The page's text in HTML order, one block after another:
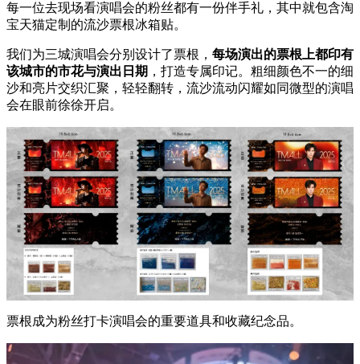
每一位去现场看演唱会的粉丝都有一份伴手礼，其中就包含淘
宝天猫定制的流沙票根冰箱贴。
我们为三城演唱会分别设计了票根， 每场演出的票根上都印有
该城市的市花与演出日期 ，打造专属印记。粗细颜色不一的细
沙和亮片交织汇聚，轻轻翻转，流沙流动闪耀如同微型的演唱
会在眼前徐徐开启。
票根成为粉丝打卡演唱会的重要道具和收藏纪念品。